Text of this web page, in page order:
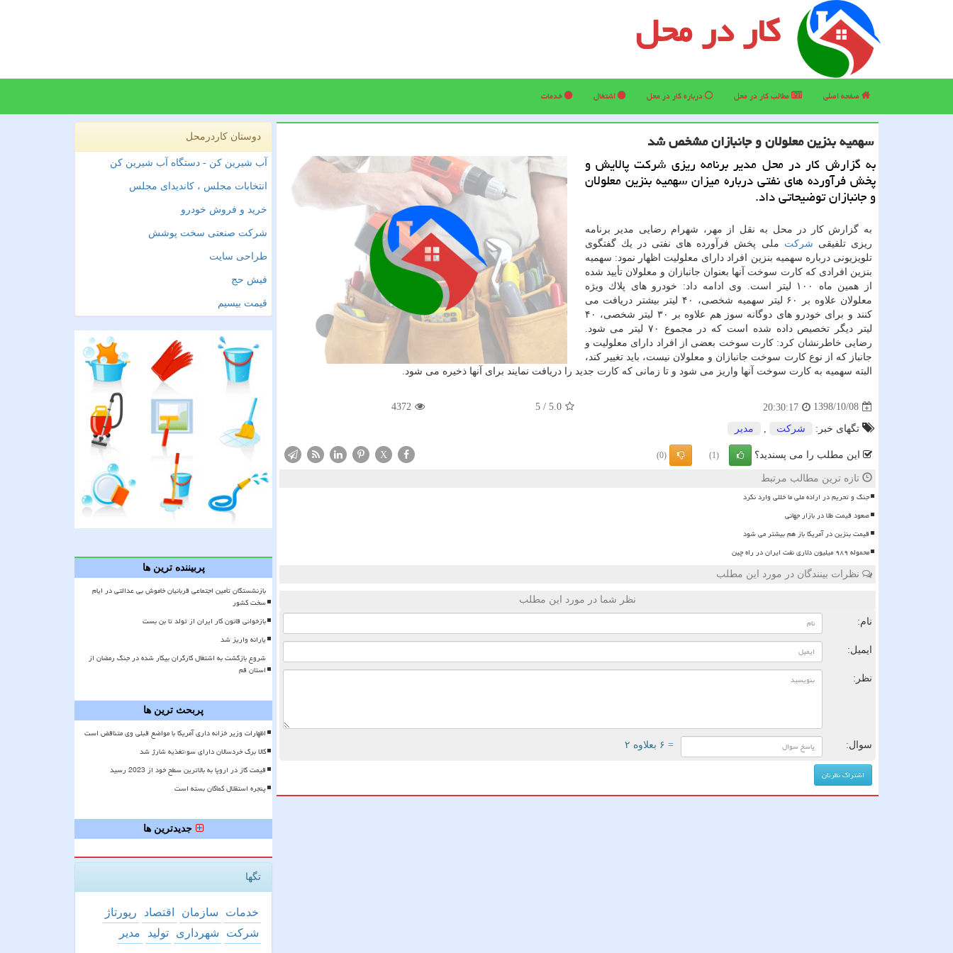
کار در محل
صفحه اصلی مطالب كار در محل درباره كار در محل اشتغال خدمات
سهمیه بنزین معلولان و جانبازان مشخص شد
به گزارش كار در محل مدیر برنامه ریزی شركت پالایش و
پخش فرآورده های نفتی درباره میزان سهمیه بنزین معلولان
و جانبازان توضیحاتی داد.
به گزارش كار در محل به نقل از مهر، شهرام رضایی مدیر برنامه
ریزی تلفیقی شركت ملی پخش فرآورده های نفتی در یك گفتگوی
تلویزیونی درباره سهمیه بنزین افراد دارای معلولیت اظهار نمود: سهمیه
بنزین افرادی كه كارت سوخت آنها بعنوان جانبازان و معلولان تأیید شده
از همین ماه ۱۰۰ لیتر است. وی ادامه داد: خودرو های پلاك ویژه
معلولان علاوه بر ۶۰ لیتر سهمیه شخصی، ۴۰ لیتر بیشتر دریافت می
كنند و برای خودرو های دوگانه سوز هم علاوه بر ۳۰ لیتر شخصی، ۴۰
لیتر دیگر تخصیص داده شده است كه در مجموع ۷۰ لیتر می شود.
رضایی خاطرنشان كرد: كارت سوخت بعضی از افراد دارای معلولیت و
جانباز كه از نوع كارت سوخت جانبازان و معلولان نیست، باید تغییر كند،
البته سهمیه به كارت سوخت آنها واریز می شود و تا زمانی كه كارت جدید را دریافت نمایند برای آنها ذخیره می شود.
1398/10/08
20:30:17
5.0
/
5
4372
تگهای خبر: شركت مدیر
این مطلب را می پسندید؟ (1)
(0)
X
تازه ترین مطالب مرتبط
جنگ و تحریم در اراده ملی ما خللی وارد نکرد
صعود قیمت طلا در بازار جهانی
قیمت بنزین در آمریکا باز هم بیشتر می شود
محموله ۹۸۹ میلیون دلاری نفت ایران در راه چین
نظرات بینندگان در مورد این مطلب
نظر شما در مورد این مطلب
نام:
ایمیل:
نظر:
سوال: = ۶ بعلاوه ۲
دوستان کاردرمحل
آب شیرین کن - دستگاه آب شیرین کن
انتخابات مجلس ، کاندیدای مجلس
خرید و فروش خودرو
شرکت صنعتی سخت پوشش
طراحی سایت
فیش حج
قیمت بیسیم
پربیننده ترین ها
بازنشستگان تأمین اجتماعی قربانیان خاموش بی عدالتی در ایام
سخت کشور
بازخوانی قانون کار ایران از تولد تا بن بست
یارانه واریز شد
شروع بازگشت به اشتغال کارگران بیکار شده در جنگ رمضان از
استان قم
پربحث ترین ها
اظهارات وزیر خزانه داری آمریکا با مواضع قبلی وی متناقض است
کالا برگ خردسالان دارای سوءتغذیه شارژ شد
قیمت گاز در اروپا به بالاترین سطح خود از 2023 رسید
پنجره استقلال کماکان بسته است
جدیدترین ها
تگها
خدمات سازمان اقتصاد
رپورتاژ
شركت
شهرداری تولید مدیر